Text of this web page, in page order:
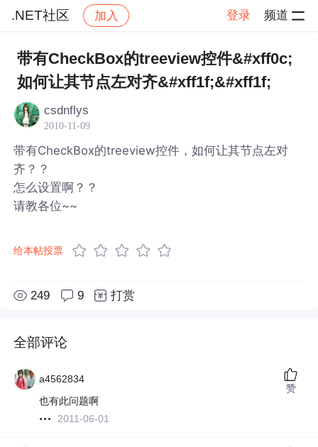
.NET社区 加入 登录 频道
社区 .NET社区 帖子详情
带有CheckBox的treeview控件&#xff0c;
如何让其节点左对齐&#xff1f;&#xff1f;
csdnflys
2010-11-09
带有CheckBox的treeview控件，如何让其节点左对
齐？？
怎么设置啊？？
请教各位~~
给本帖投票
249 9 打赏
全部评论
a4562834
也有此问题啊
2011-06-01
赞